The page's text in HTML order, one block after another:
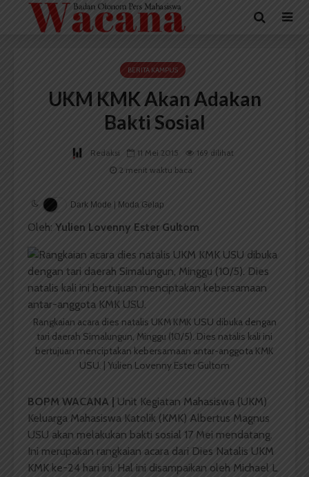
BERITA KAMPUS
UKM KMK Akan Adakan
Bakti Sosial
Redaksi 11 Mei 2015
169 dilihat
2 menit waktu baca
Dark Mode | Moda Gelap
Oleh: Yulien Lovenny Ester Gultom
Rangkaian acara dies natalis UKM KMK USU dibuka dengan
tari daerah Simalungun, Minggu (10/5). Dies natalis kali ini
bertujuan menciptakan kebersamaan antar-anggota KMK
USU. | Yulien Lovenny Ester Gultom
BOPM WACANA | Unit Kegiatan Mahasiswa (UKM)
Keluarga Mahasiswa Katolik (KMK) Albertus Magnus
USU akan melakukan bakti sosial 17 Mei mendatang.
Ini merupakan rangkaian acara dari Dies Natalis UKM
KMK ke-24 hari ini. Hal ini disampaikan oleh Michael L